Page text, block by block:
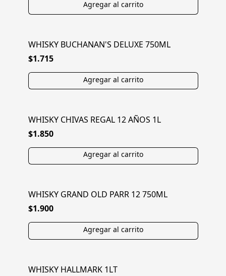
WHISKY BUCHANAN'S DELUXE 750ML
$1.715
WHISKY CHIVAS REGAL 12 AÑOS 1L
$1.850
WHISKY GRAND OLD PARR 12 750ML
$1.900
WHISKY HALLMARK 1LT